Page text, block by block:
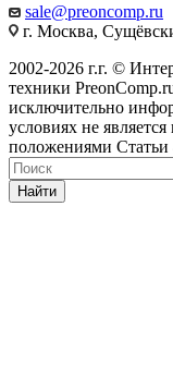
sale@preoncomp.ru
г. Москва,
2002-2026 г.г. ©
техники
исключительно
условиях не
положениями Статьи
Найти